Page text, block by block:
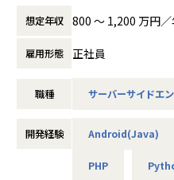
・CodeRabbit
◼︎ポジションの魅力
断する唯一無二の大規模な1st
経験できます。
生産性100倍を目標に掲げてい
の並列開発、Figmaと連携し
構築まで幅広く担当いただきま
リリースから約10年、約70万
ーは、膨大なユーザーデータ
プロダクトのビジョン実現に
大規模開発の中でAIアシスタ
レンジしていただけるエンジ
想定年収 800 〜 1,200 万円
雇用形態 正社員
職種 サーバーサイドエ
開発経験 Android(Java)
PHP